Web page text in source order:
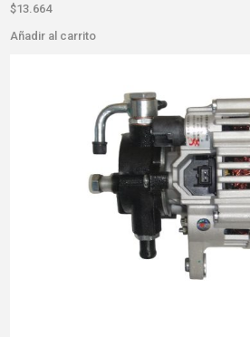
$13.664
Añadir al carrito